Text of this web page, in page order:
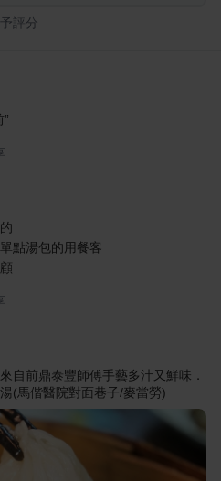
評分
點湯包的用餐客
自前鼎泰豐師傅手藝多汁又鮮味．
(馬偕醫院對面巷子/麥當勞)